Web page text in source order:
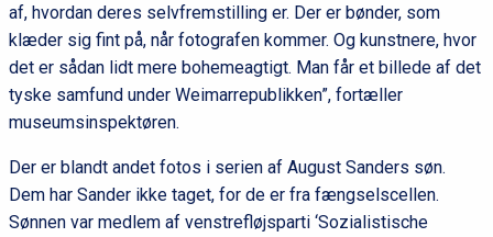
af, hvordan deres selvfremstilling er. Der er bønder, som
klæder sig fint på, når fotografen kommer. Og kunstnere, hvor
det er sådan lidt mere bohemeagtigt. Man får et billede af det
tyske samfund under Weimarrepublikken”, fortæller
museumsinspektøren.
Der er blandt andet fotos i serien af August Sanders søn.
Dem har Sander ikke taget, for de er fra fængselscellen.
Sønnen var medlem af venstrefløjsparti ‘Sozialistische